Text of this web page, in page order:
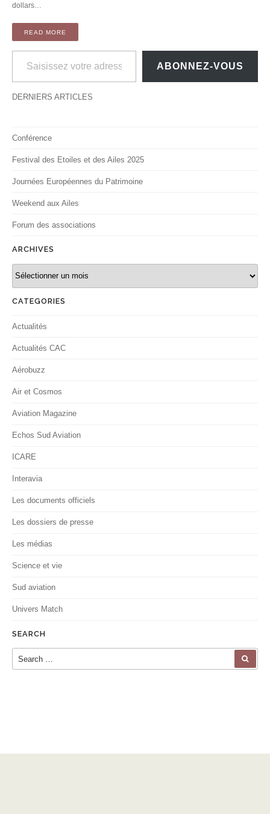
dollars…
READ MORE
Saisissez votre adresse e-mail…
ABONNEZ-VOUS
DERNIERS ARTICLES
Conférence
Festival des Etoiles et des Ailes 2025
Journées Européennes du Patrimoine
Weekend aux Ailes
Forum des associations
ARCHIVES
CATEGORIES
Actualités
Actualités CAC
Aérobuzz
Air et Cosmos
Aviation Magazine
Echos Sud Aviation
ICARE
Interavia
Les documents officiels
Les dossiers de presse
Les médias
Science et vie
Sud aviation
Univers Match
SEARCH
Search for: